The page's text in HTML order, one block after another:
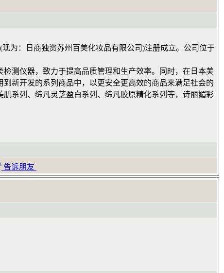
为：日商独资苏州百美化妆品有限公司)注册成立。公司位于
测仪器，致力于提高品质管理和生产效率。同时，在日本美
新开发的系列商品中，以更安全更高效的商品来满足社会的
系列、缔凡灵芝盈白系列、缔凡胶原精化系列等，诗丽媚彩
告诉朋友